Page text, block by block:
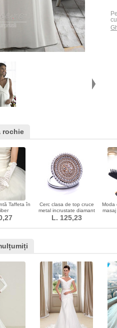
rochie
Taffeta în
Cerc clasa de top cruce
metal incrustate diamant
publicitate podoaba
L. 125,23
Moda